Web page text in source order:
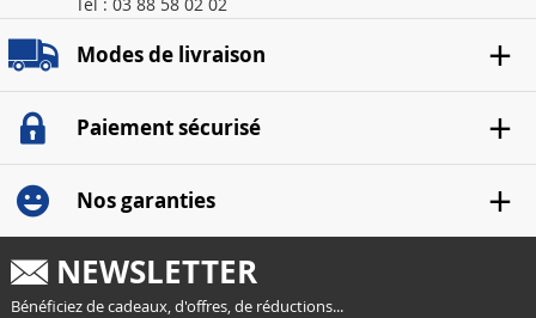
Tél : 03 88 58 02 02
Modes de livraison
Paiement sécurisé
Nos garanties
NEWSLETTER
Bénéficiez de cadeaux, d'offres, de réductions...